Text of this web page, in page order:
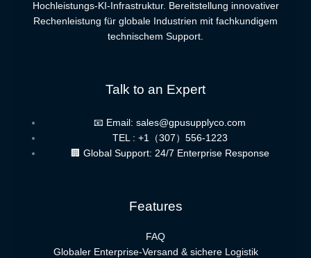
Hochleistungs-KI-Infrastruktur. Bereitstellung innovativer
Rechenleistung für globale Industrien mit fachkundigem
technischem Support.
Talk to an Expert
📧 Email: sales@gpusupplyco.com
TEL : +1（307）556-1223
🏢 Global Support: 24/7 Enterprise Response
Features
FAQ
Globaler Enterprise-Versand & sichere Logistik